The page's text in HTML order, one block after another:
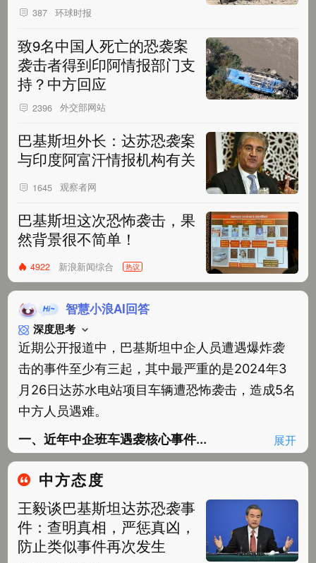
387 环球时报
致9名中国人死亡的恐袭案
袭击者得到印阿情报部门支
持？中方回应
2396 外交部网站
巴基斯坦外长：达苏恐袭案
与印度阿富汗情报机构有关
1645 观察者网
巴基斯坦这次恐怖袭击，果
然背景很不简单！
4922 新浪新闻综合 热议
智慧小浪AI回答
深度思考
近期公开报道中，巴基斯坦中企人员遭遇爆炸袭
击的事件至少有三起，其中最严重的是2024年3
月26日达苏水电站项目车辆遭恐怖袭击，造成5名
中方人员遇难。
一、近年中企班车遇袭核心事件...
展开
中方态度
王毅谈巴基斯坦达苏恐袭事
件：查明真相，严惩真凶，
防止类似事件再次发生